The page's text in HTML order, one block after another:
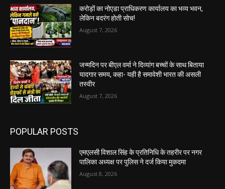
करोड़ों का नोएडा प्राधिकरण कार्यालय का भव्य भवन,
लेकिन बदरंग होती सोच!
August 7, 2026
जन्मदिन पर बीएल वर्मा ने दिव्यांग बच्चों के साथ बिताया
यादगार समय, कहा- यही है समावेशी भारत की असली
तस्वीर
August 7, 2026
POPULAR POSTS
एमएलसी विशाल सिंह के प्रतिनिधि के तहरीर पर नगर
पालिका अध्यक्ष पर पुलिस ने दर्ज किया मुकदमा
August 8, 2026